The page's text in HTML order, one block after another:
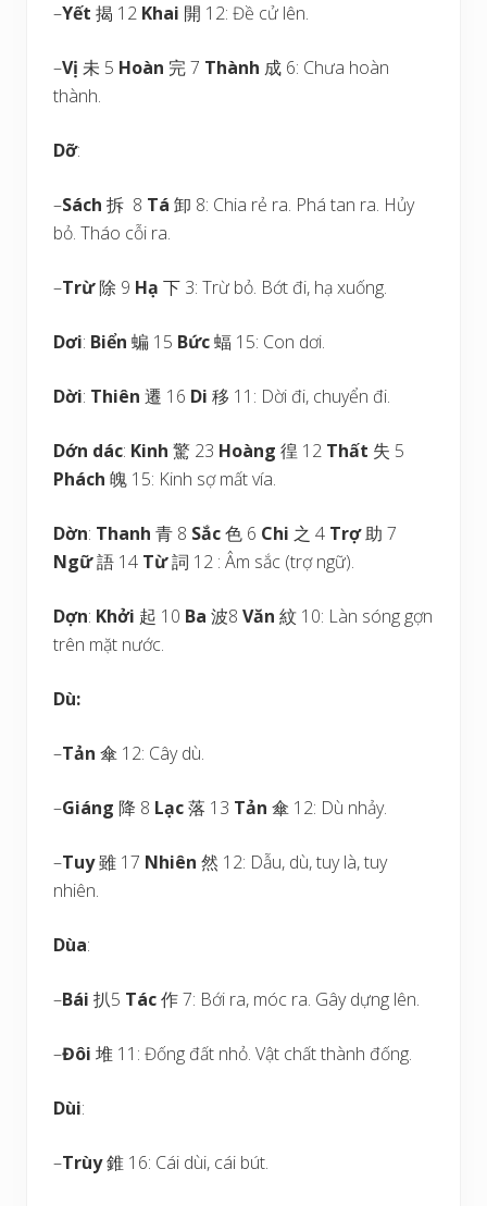
–Yết 揭 12 Khai 開 12: Đề cử lên.
–Vị 未 5 Hoàn 完 7 Thành 成 6: Chưa hoàn
thành.
Dỡ:
–Sách 拆 8 Tá 卸 8: Chia rẻ ra. Phá tan ra. Hủy
bỏ. Tháo cỗi ra.
–Trừ除 9 Hạ 下 3: Trừ bỏ. Bớt đi, hạ xuống.
Dơi: Biển 蝙 15 Bức蝠 15: Con dơi.
Dời: Thiên 遷 16 Di 移 11: Dời đi, chuyển đi.
Dớn dác: Kinh 驚 23 Hoàng 徨 12 Thất 失 5
Phách 魄 15: Kinh sợ mất vía.
Dờn: Thanh 青 8 Sắc色 6 Chi 之 4 Trợ助 7
Ngữ語 14 Từ詞 12 : Âm sắc (trợ ngữ).
Dợn: Khởi 起 10 Ba 波8 Văn 紋 10: Làn sóng gợn
trên mặt nước.
Dù:
–Tản 傘 12: Cây dù.
–Giáng 降 8 Lạc落 13 Tản 傘 12: Dù nhảy.
–Tuy雖 17 Nhiên 然 12: Dẫu, dù, tuy là, tuy
nhiên.
Dùa:
–Bái 扒5 Tác作 7: Bới ra, móc ra. Gây dựng lên.
–Đôi 堆 11: Đống đất nhỏ. Vật chất thành đống.
Dùi:
–Trùy錐 16: Cái dùi, cái bút.